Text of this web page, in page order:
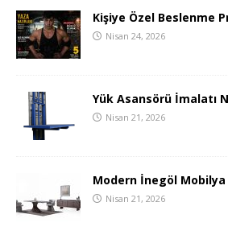
Kişiye Özel Beslenme
Nisan 24, 2026
Yük Asansörü İmalatı
Nisan 21, 2026
Modern İnegöl
Nisan 21, 2026